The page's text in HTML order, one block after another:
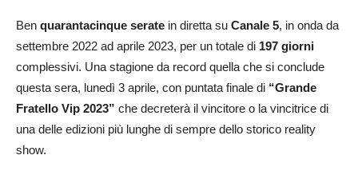
Ben quarantacinque serate in diretta su Canale 5, in onda da
settembre 2022 ad aprile 2023, per un totale di 197 giorni
complessivi. Una stagione da record quella che si conclude
questa sera, lunedì 3 aprile, con puntata finale di “Grande
Fratello Vip 2023” che decreterà il vincitore o la vincitrice di
una delle edizioni più lunghe di sempre dello storico reality
show.